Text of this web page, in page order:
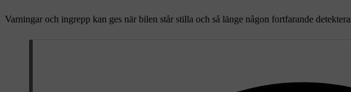
Varningar och ingrepp kan ges när bilen står stilla och så länge någon fortfarande